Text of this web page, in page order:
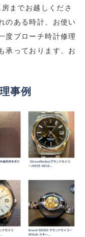
までお越しくださ
のある時計、お使い
度ブローチ時計修理
承っております、お
事例